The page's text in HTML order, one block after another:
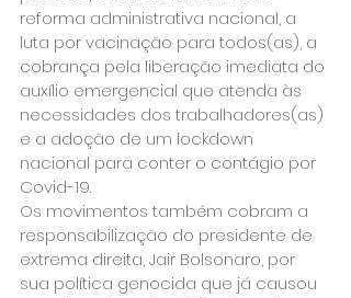
reforma administrativa nacional, a
luta por vacinação para todos(as), a
cobrança pela liberação imediata do
auxílio emergencial que atenda às
necessidades dos trabalhadores(as)
e a adoção de um lockdown
nacional para conter o contágio por
Covid-19.
Os movimentos também cobram a
responsabilização do presidente de
extrema direita, Jair Bolsonaro, por
sua política genocida que já causou